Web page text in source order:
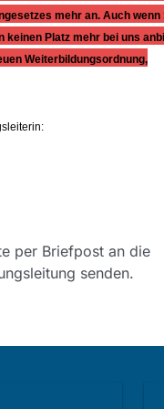
mehr an. Auch wenn
Platz mehr bei uns
Weiterbildungsordnung,
per Briefpost an die
senden.